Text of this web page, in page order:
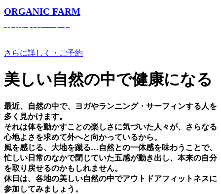
ORGANIC FARM
さらに詳しく・ご予約
美しい⾃然の中で健康になる
最近、⾃然の中で、ヨガやランニング・サーフィンする⼈を
多く⾒かけます。
それは体を動かすことの楽しさに気づいた⼈々が、さらなる
⼼地よさを求めて外へと向かっているから。
⾵を感じる、⼤地を蹴る…⾃然との⼀体感を味わうことで、
忙しい⽇常のなかで閉じていた五感が動き出し、本来の⾃分
を取り戻せるのかもしれません。
休⽇は、各地の美しい⾃然の中でアウトドアフィットネスに
参加してみましょう。